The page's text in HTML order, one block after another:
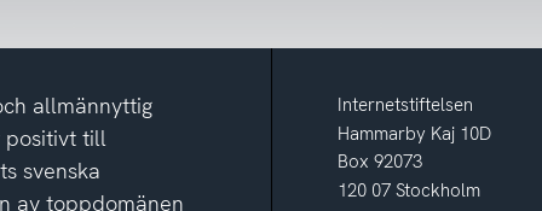
allmännyttig
positivt till
svenska
av toppdomänen
Internetstiftelsen
Hammarby Kaj 10D
Box 92073
120 07 Stockholm